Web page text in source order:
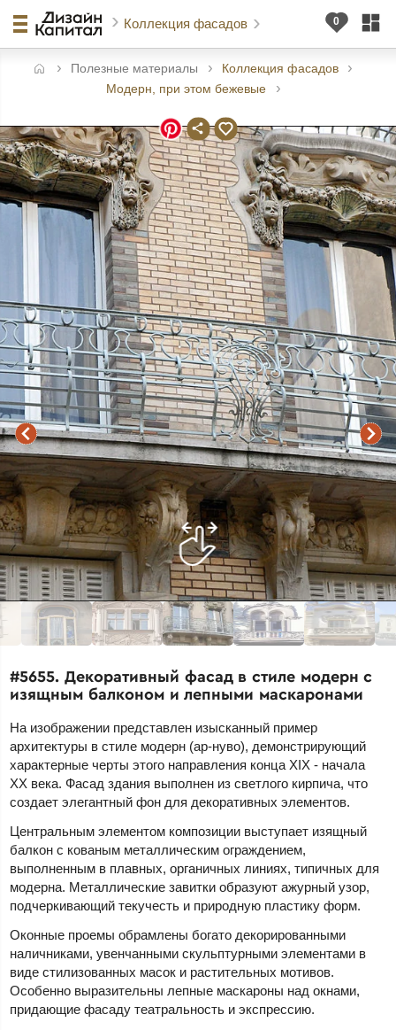
Коллекция фасадов
Полезные материалы
Коллекция фасадов
Модерн, при этом бежевые
#5655. Декоративный фасад в стиле модерн с
изящным балконом и лепными маскаронами
На изображении представлен изысканный пример
архитектуры в стиле модерн (ар-нуво), демонстрирующий
характерные черты этого направления конца XIX - начала
XX века. Фасад здания выполнен из светлого кирпича, что
создает элегантный фон для декоративных элементов.
Центральным элементом композиции выступает изящный
балкон с кованым металлическим ограждением,
выполненным в плавных, органичных линиях, типичных для
модерна. Металлические завитки образуют ажурный узор,
подчеркивающий текучесть и природную пластику форм.
Оконные проемы обрамлены богато декорированными
наличниками, увенчанными скульптурными элементами в
виде стилизованных масок и растительных мотивов.
Особенно выразительны лепные маскароны над окнами,
придающие фасаду театральность и экспрессию.